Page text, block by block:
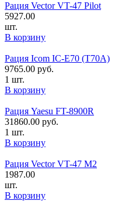
Рация Vector VT-47 Pilot
5927.00
шт.
В корзину
Рация Icom IC-E70 (T70A)
9765.00 руб.
1 шт.
В корзину
Рация Yaesu FT-8900R
31860.00 руб.
1 шт.
В корзину
Рация Vector VT-47 M2
1987.00
шт.
В корзину